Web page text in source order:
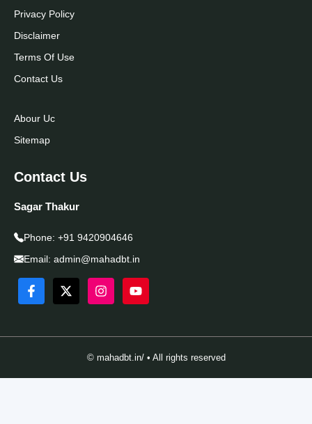
Privacy Policy
Disclaimer
Terms Of Use
Contact Us
Abour Uc
Sitemap
Contact Us
Sagar Thakur
Phone: +91 9420904646
Email: admin@mahadbt.in
© mahadbt.in/ • All rights reserved